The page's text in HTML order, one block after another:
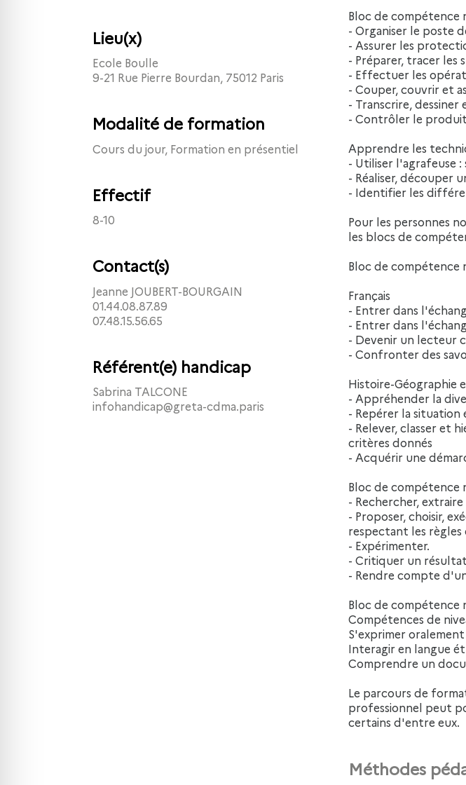
Lieu(x)
Ecole Boulle
9-21 Rue Pierre Bourdan, 75012 Paris
Modalité de formation
Cours du jour, Formation en présentiel
Effectif
8-10
Contact(s)
Jeanne JOUBERT-BOURGAIN
01.44.08.87.89
07.48.15.56.65
Référent(e) handicap
Sabrina TALCONE
infohandicap@greta-cdma.paris
Bloc de compétence
- Organiser le poste
- Assurer les
- Préparer, tracer les
- Effectuer les
- Couper, couvrir et
- Transcrire,
- Contrôler le
Apprendre les
- Utiliser l'agrafeuse
- Réaliser, découper
- Identifier les
Pour les personnes
les blocs de
Bloc de compétence
Français
- Entrer dans
- Entrer dans
- Devenir un lecteur
- Confronter des
Histoire-Géographie
- Appréhender la
- Repérer la situation
- Relever, classer et
critères donnés
- Acquérir une
Bloc de compétence
- Rechercher,
- Proposer, choisir,
respectant les règles
- Expérimenter.
- Critiquer un
- Rendre compte
Bloc de compétence
Compétences de
S'exprimer
Interagir en langue
Comprendre un
Le parcours de
professionnel peut
certains d'entre eux.
Méthodes